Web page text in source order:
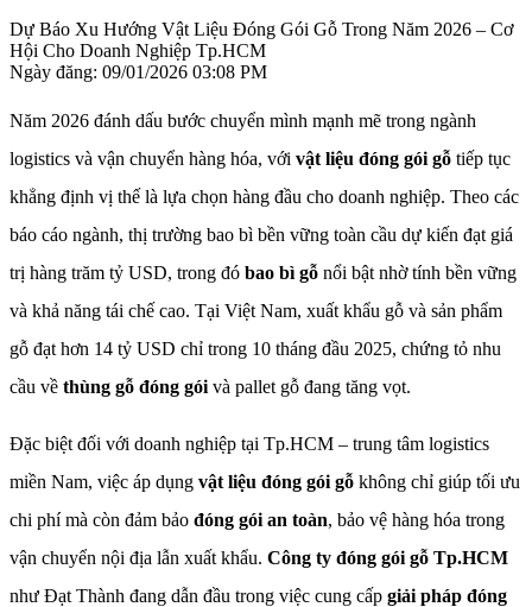
Dự Báo Xu Hướng Vật Liệu Đóng Gói Gỗ Trong Năm 2026 – Cơ
Hội Cho Doanh Nghiệp Tp.HCM
Ngày đăng: 09/01/2026 03:08 PM
Năm 2026 đánh dấu bước chuyển mình mạnh mẽ trong ngành
logistics và vận chuyển hàng hóa, với vật liệu đóng gói gỗ tiếp tục
khẳng định vị thế là lựa chọn hàng đầu cho doanh nghiệp. Theo các
báo cáo ngành, thị trường bao bì bền vững toàn cầu dự kiến đạt giá
trị hàng trăm tỷ USD, trong đó bao bì gỗ nổi bật nhờ tính bền vững
và khả năng tái chế cao. Tại Việt Nam, xuất khẩu gỗ và sản phẩm
gỗ đạt hơn 14 tỷ USD chỉ trong 10 tháng đầu 2025, chứng tỏ nhu
cầu về thùng gỗ đóng gói và pallet gỗ đang tăng vọt.
Đặc biệt đối với doanh nghiệp tại Tp.HCM – trung tâm logistics
miền Nam, việc áp dụng vật liệu đóng gói gỗ không chỉ giúp tối ưu
chi phí mà còn đảm bảo đóng gói an toàn, bảo vệ hàng hóa trong
vận chuyển nội địa lẫn xuất khẩu. Công ty đóng gói gỗ Tp.HCM
như Đạt Thành đang dẫn đầu trong việc cung cấp giải pháp đóng